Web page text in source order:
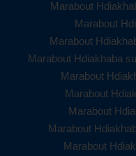
Marabout
Marabout
Marabout
Marabout Hdiakhaba
Marabout
Marabout
Marabout
Marabout
Marabout